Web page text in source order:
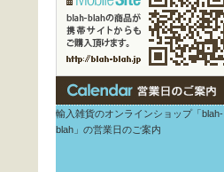
輸入雑貨のオンラインショップ「blah-
blah」の営業日のご案内